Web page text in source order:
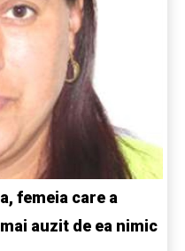
femeia care a
auzit de ea nimic